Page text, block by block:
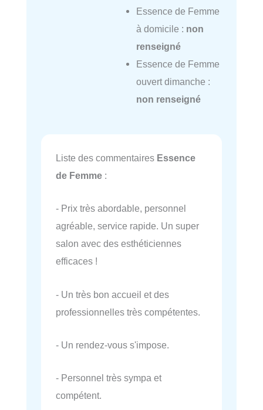
Essence de Femme
à domicile : non
renseigné
Essence de Femme
ouvert dimanche :
non renseigné
Liste des commentaires Essence
de Femme :
- Prix très abordable, personnel
agréable, service rapide. Un super
salon avec des esthéticiennes
efficaces !
- Un très bon accueil et des
professionnelles très compétentes.
- Un rendez-vous s'impose.
- Personnel très sympa et
compétent.